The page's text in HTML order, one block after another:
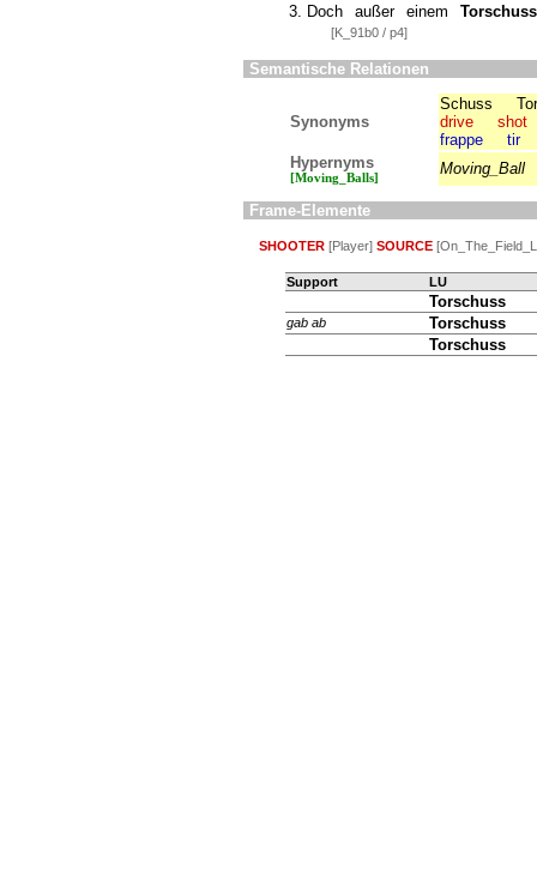
Doch außer einem Torschuss
[K_91b0 / p4]
Semantische Relationen
Synonyms
Schuss
drive
shot
frappe
tir
Hypernyms
[Moving_Balls]
Moving_Ball
Frame-Elemente
SHOOTER [Player] SOURCE
Support LU
Torschuss
gab ab
Torschuss
Torschuss